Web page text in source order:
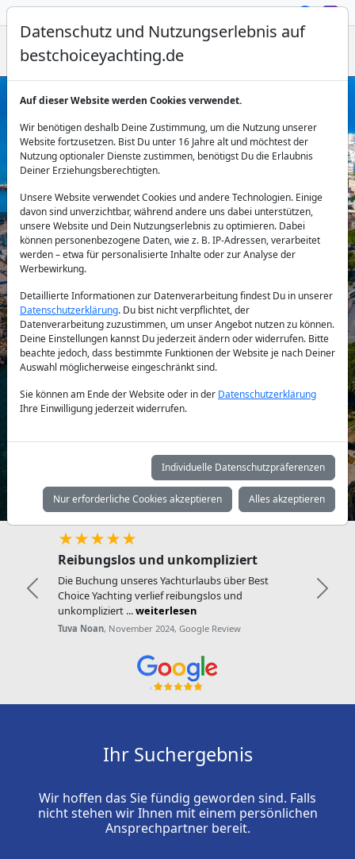
Motoryacht mieten in Rhodos
Land:
Reiseziel:
Yachttyp:
Suchen
★★★★★
Reibungslos und unkompliziert
Die Buchung unseres Yachturlaubs über Best
Choice Yachting verlief reibungslos und
unkompliziert ...weiterlesen
Tuva Noan, November 2024, Google Review
Zurück
Ihr Suchergebnis
Wir hoffen das Sie fündig geworden sind. Falls
nicht stehen wir Ihnen mit einem persönlichen
Ansprechpartner bereit.
Datenschutz und Nutzungserlebnis auf
bestchoiceyachting.de
Auf dieser Website werden Cookies verwendet.
Wir benötigen deshalb Deine Zustimmung, um die Nutzung unserer
Website fortzusetzen. Bist Du unter 16 Jahre alt und möchtest der
Nutzung optionaler Dienste zustimmen, benötigst Du die Erlaubnis
Deiner Erziehungsberechtigten.
Unsere Website verwendet Cookies und andere Technologien. Einige
davon sind unverzichtbar, während andere uns dabei unterstützen,
unsere Website und Dein Nutzungserlebnis zu optimieren. Dabei
können personenbezogene Daten, wie z. B. IP-Adressen, verarbeitet
werden – etwa für personalisierte Inhalte oder zur Analyse der
Werbewirkung.
Detaillierte Informationen zur Datenverarbeitung findest Du in unserer
Datenschutzerklärung. Du bist nicht verpflichtet, der
Datenverarbeitung zuzustimmen, um unser Angebot nutzen zu können.
Deine Einstellungen kannst Du jederzeit ändern oder widerrufen. Bitte
beachte jedoch, dass bestimmte Funktionen der Website je nach Deiner
Auswahl möglicherweise eingeschränkt sind.
Sie können am Ende der Website oder in der Datenschutzerklärung
Ihre Einwilligung jederzeit widerrufen.
Individuelle Datenschutzpräferenzen
Nur erforderliche Cookies akzeptieren Alles akzeptieren